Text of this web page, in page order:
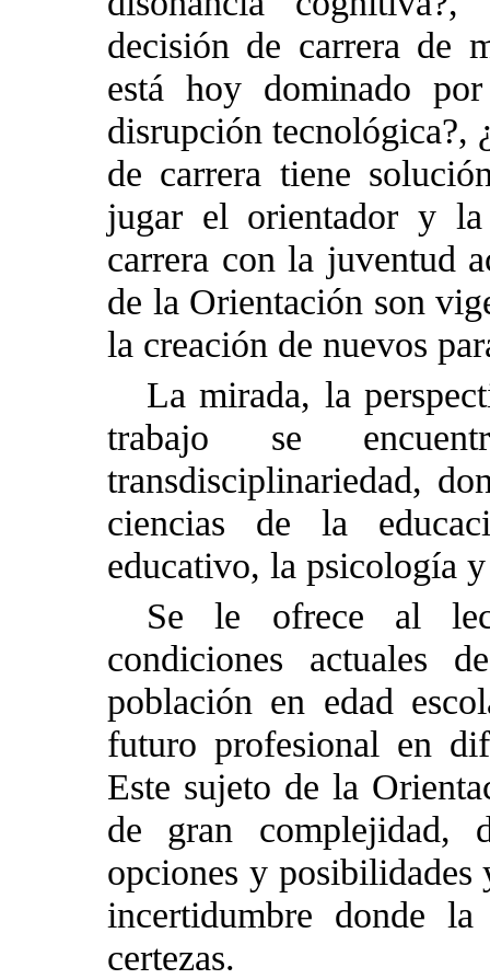
decisión de carrera de
está hoy dominado
disrupción tecnológica?,
de carrera tiene
jugar el orientador y
carrera con la juventud
de la Orientación son
la creación de nuevos
La mirada, la
trabajo se
transdisciplinariedad,
ciencias de la
educativo, la psicología
Se le ofrece al
condiciones actuales
población en edad
futuro profesional en
Este sujeto de la
de gran complejidad,
opciones y
incertidumbre donde
certezas.